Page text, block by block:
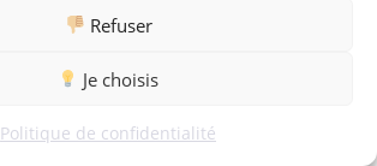
Refuser
Je choisis
Politique de confidentialité